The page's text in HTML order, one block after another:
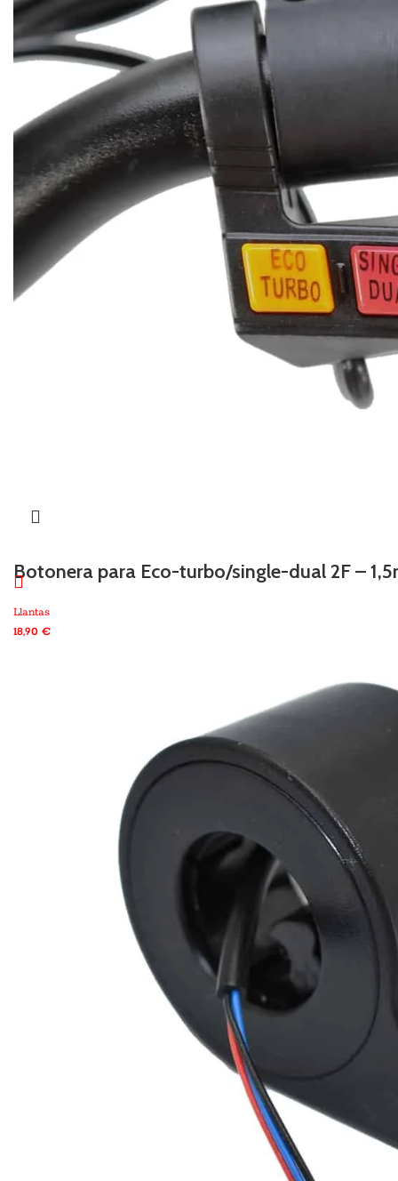
Botonera para Eco-turbo/single-dual 2F –
Llantas
18,90 €